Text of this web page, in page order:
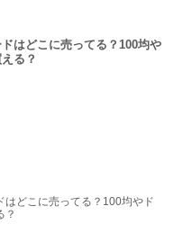
はどこに売ってる？100均や
る？
はどこに売ってる？100均やド
？